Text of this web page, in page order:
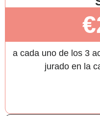
a cada uno de los 3
jurado en la